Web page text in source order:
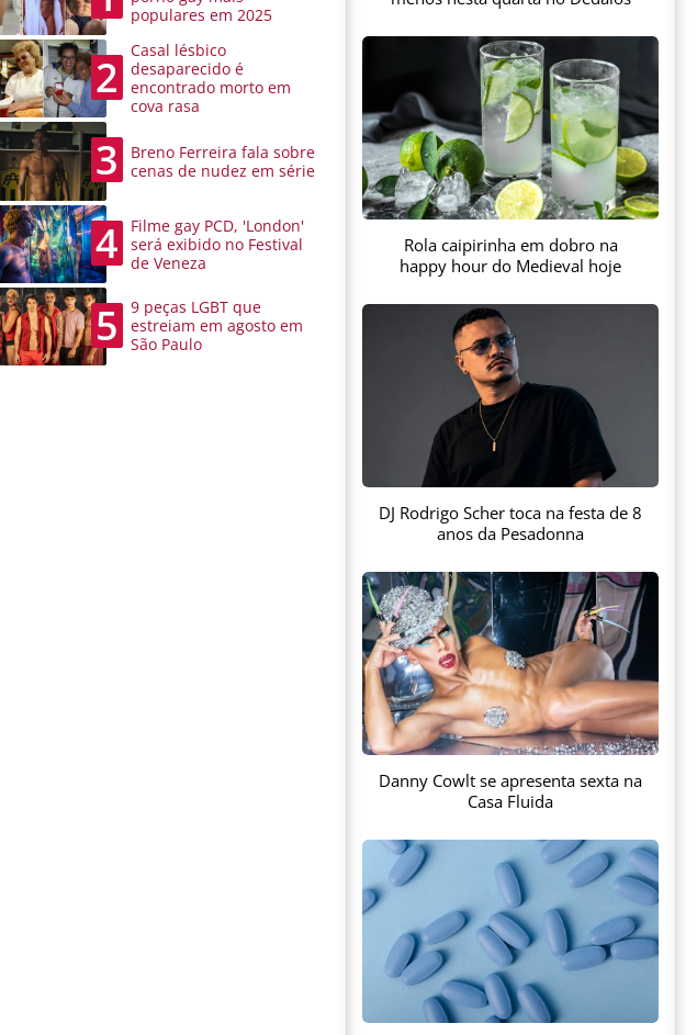
populares em 2025
2
Casal lésbico
desaparecido é
encontrado morto em
cova rasa
3
Breno Ferreira fala sobre
cenas de nudez em série
4
Filme gay PCD, 'London'
será exibido no Festival
de Veneza
5
9 peças LGBT que
estreiam em agosto em
São Paulo
Rola caipirinha em dobro na
happy hour do Medieval hoje
DJ Rodrigo Scher toca na festa de 8
anos da Pesadonna
Danny Cowlt se apresenta sexta na
Casa Fluida